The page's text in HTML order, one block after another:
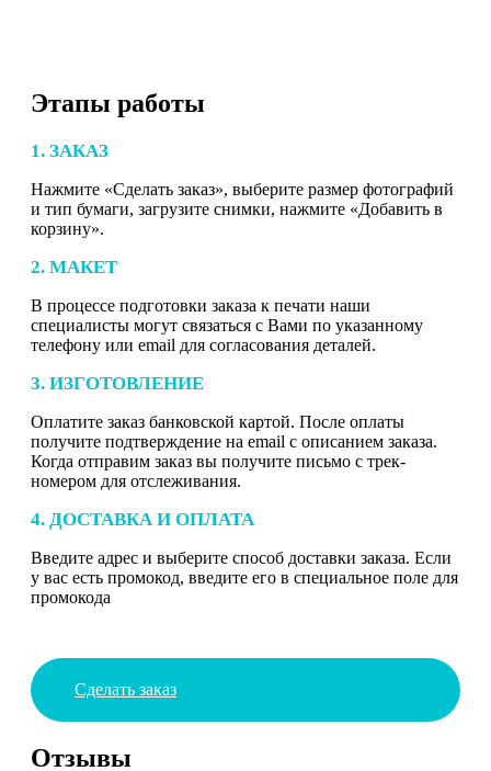
Этапы работы
1. ЗАКАЗ
Нажмите «Сделать заказ», выберите размер фотографий
и тип бумаги, загрузите снимки, нажмите «Добавить в
корзину».
2. МАКЕТ
В процессе подготовки заказа к печати наши
специалисты могут связаться с Вами по указанному
телефону или email для согласования деталей.
3. ИЗГОТОВЛЕНИЕ
Оплатите заказ банковской картой. После оплаты
получите подтверждение на email с описанием заказа.
Когда отправим заказ вы получите письмо с трек-
номером для отслеживания.
4. ДОСТАВКА И ОПЛАТА
Введите адрес и выберите способ доставки заказа. Если
у вас есть промокод, введите его в специальное поле для
промокода
Сделать заказ
Отзывы